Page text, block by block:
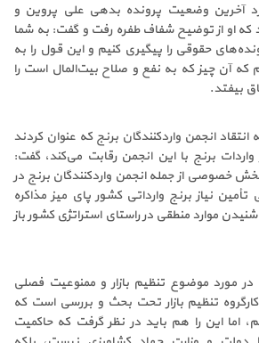
آخرین وضعیت پرونده بدهی علی پروین و
که او از توضیح شفاف طفره رفت و گفت: به شما
حقوقی را پیگیری کنیم و این قول را به
آن چیز که به نفع و صلاح بیت‌المال است را
بیفتد.
انجمن واردکنندگان برنج که عنوان کردند
برنج با این انجمن رقابت می‌کند، گفت:
بخش خصوصی از جمله انجمن واردکنندگان برنج در
نیاز برنج وارداتی کشور پای میز مذاکره
موارد منطقی در راستای استراتژی کشور باز
مورد موضوع تنظیم بازار و ممنوعیت فصلی
تنظیم بازار تحت بحث و بررسی است که
اما این را هم باید در نظر گرفت که حاکمیت